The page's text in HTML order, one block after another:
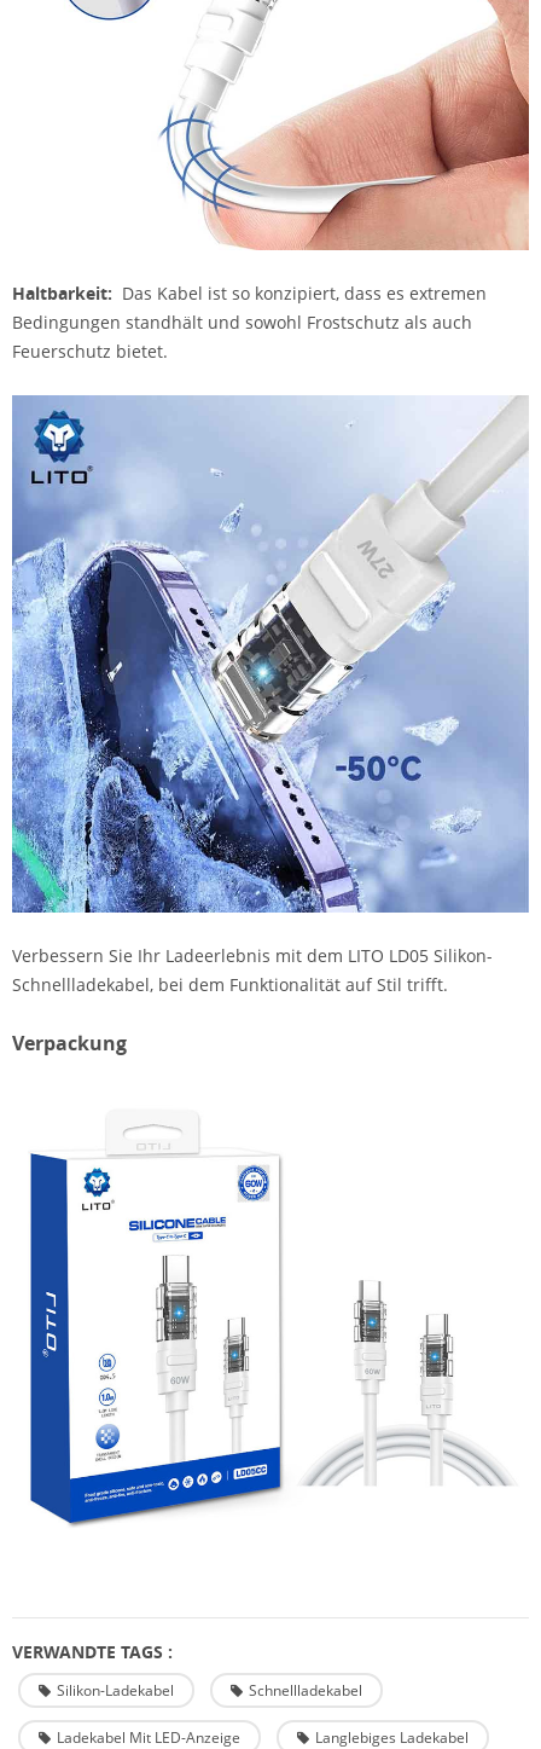
Haltbarkeit: Das Kabel ist so konzipiert, dass es extremen
Bedingungen standhält und sowohl Frostschutz als auch
Feuerschutz bietet.
Verbessern Sie Ihr Ladeerlebnis mit dem LITO LD05 Silikon-
Schnellladekabel, bei dem Funktionalität auf Stil trifft.
Verpackung
VERWANDTE TAGS :
Silikon-Ladekabel Schnellladekabel
Ladekabel Mit LED-Anzeige Langlebiges Ladekabel